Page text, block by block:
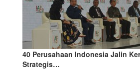
40 Perusahaan Indonesia Jalin
Strategis…